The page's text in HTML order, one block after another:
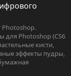
Photoshop.
для Photoshop (CS6
кисти,
эффекты пудры,